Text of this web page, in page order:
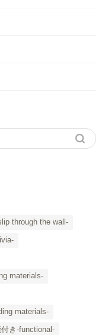
through the wall-
materials-
materials-
き-functional-
List-